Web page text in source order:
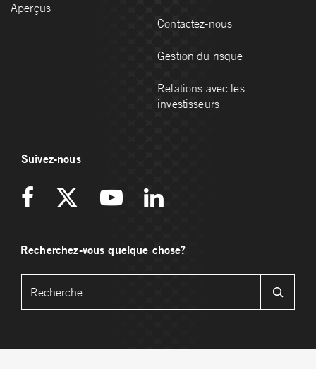
Aperçus
Contactez-nous
Gestion du risque
Relations avec les
investisseurs
Suivez-nous
Recherchez-vous quelque chose?